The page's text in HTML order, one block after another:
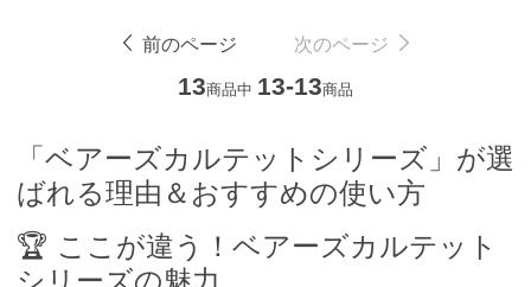
前のページ 次のページ
13商品中 13-13商品
「ベアーズカルテットシリーズ」が選
ばれる理由＆おすすめの使い方
🏆 ここが違う！ベアーズカルテット